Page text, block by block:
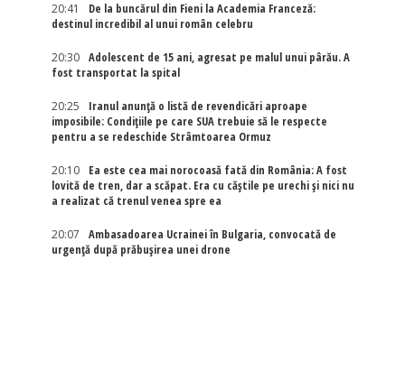
20:41
De la buncărul din Fieni la Academia Franceză:
destinul incredibil al unui român celebru
20:30
Adolescent de 15 ani, agresat pe malul unui pârău. A
fost transportat la spital
20:25
Iranul anunță o listă de revendicări aproape
imposibile: Condițiile pe care SUA trebuie să le respecte
pentru a se redeschide Strâmtoarea Ormuz
20:10
Ea este cea mai norocoasă fată din România: A fost
lovită de tren, dar a scăpat. Era cu căștile pe urechi și nici nu
a realizat că trenul venea spre ea
20:07
Ambasadoarea Ucrainei în Bulgaria, convocată de
urgență după prăbușirea unei drone